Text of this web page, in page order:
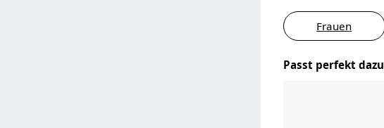
Frauen
Passt perfekt dazu